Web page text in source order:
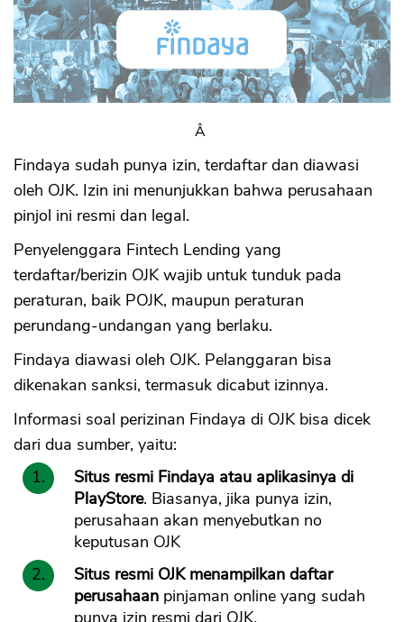
Â
Findaya sudah punya izin, terdaftar dan diawasi
oleh OJK. Izin ini menunjukkan bahwa perusahaan
pinjol ini resmi dan legal.
Penyelenggara Fintech Lending yang
terdaftar/berizin OJK wajib untuk tunduk pada
peraturan, baik POJK, maupun peraturan
perundang-undangan yang berlaku.
Findaya diawasi oleh OJK. Pelanggaran bisa
dikenakan sanksi, termasuk dicabut izinnya.
Informasi soal perizinan Findaya di OJK bisa dicek
dari dua sumber, yaitu:
Situs resmi Findaya atau aplikasinya di
PlayStore. Biasanya, jika punya izin,
perusahaan akan menyebutkan no
keputusan OJK
Situs resmi OJK menampilkan daftar
perusahaan pinjaman online yang sudah